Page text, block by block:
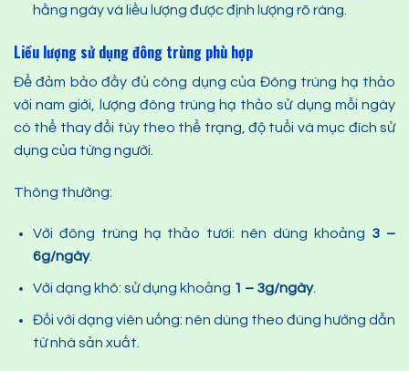
hằng ngày và liều lượng được định lượng rõ ràng.
Liều lượng sử dụngđông trùng phù hợp
Để đảm bảo đầy đủ công dụng của Đông trùng hạ thảo
với nam giới, lượng đông trùng hạ thảo sử dụng mỗi ngày
có thể thay đổi tùy theo thể trạng, độ tuổi và mục đích sử
dụng của từng người.
Thông thường:
Với đông trùng hạ thảo tươi: nên dùng khoảng 3 –
6g/ngày.
Với dạng khô: sử dụng khoảng 1 – 3g/ngày.
Đối với dạng viên uống: nên dùng theo đúng hướng dẫn
từ nhà sản xuất.